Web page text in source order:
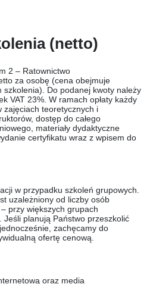
(netto)
2 – Ratownictwo
za osobę (cena obejmuje
Do podanej kwoty należy
VAT 23%. W ramach opłaty każdy
zajęciach teoretycznych i
dostęp do całego
materiały dydaktyczne
certyfikatu wraz z wpisem do
w przypadku szkoleń grupowych.
uzależniony od liczby osób
przy większych grupach
. Jeśli planują Państwo przeszkolić
zachęcamy do
ofertę cenową.
oraz media